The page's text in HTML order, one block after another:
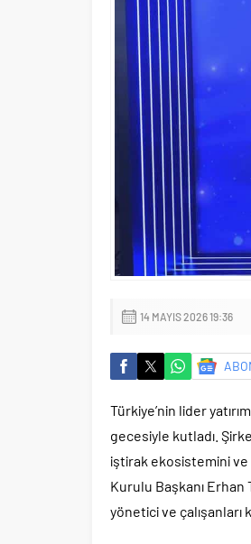
14 MAYIS 2026 19:36
Türkiye’nin lider
gecesiyle kutladı.
iştirak ekosistemini ve
Kurulu Başkanı Erhan
yönetici ve çalışanları